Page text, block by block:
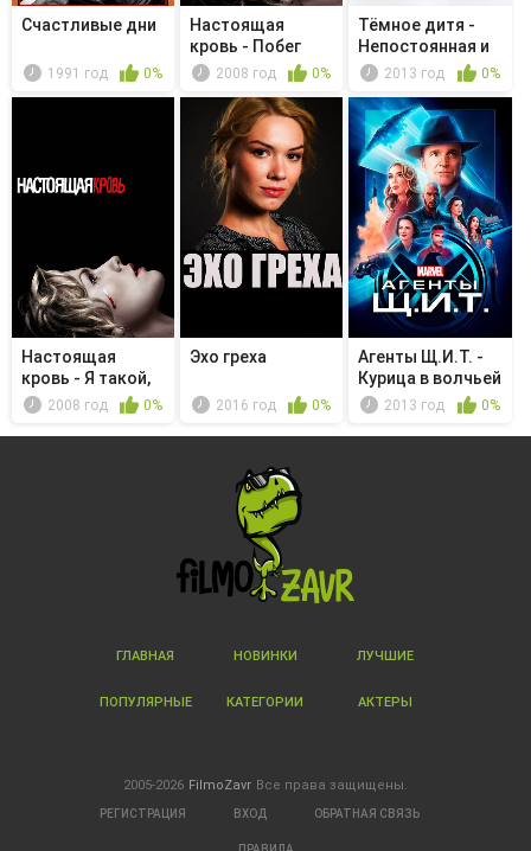
Счастливые дни
1991 год 0%
Настоящая
кровь - Побег
2008 год 0%
Тёмное дитя -
Непостоянная и
полная в...
2013 год 0%
Настоящая
кровь - Я такой,
каким ты м...
2008 год 0%
Эхо греха
2016 год 0%
Агенты Щ.И.Т. -
Курица в волчьей
норе2013 год 0%
ГЛАВНАЯ НОВИНКИ ЛУЧШИЕ
ПОПУЛЯРНЫЕ КАТЕГОРИИ АКТЕРЫ
2005-2026 FilmoZavr Все права защищены.
РЕГИСТРАЦИЯ ВХОД ОБРАТНАЯ СВЯЗЬ